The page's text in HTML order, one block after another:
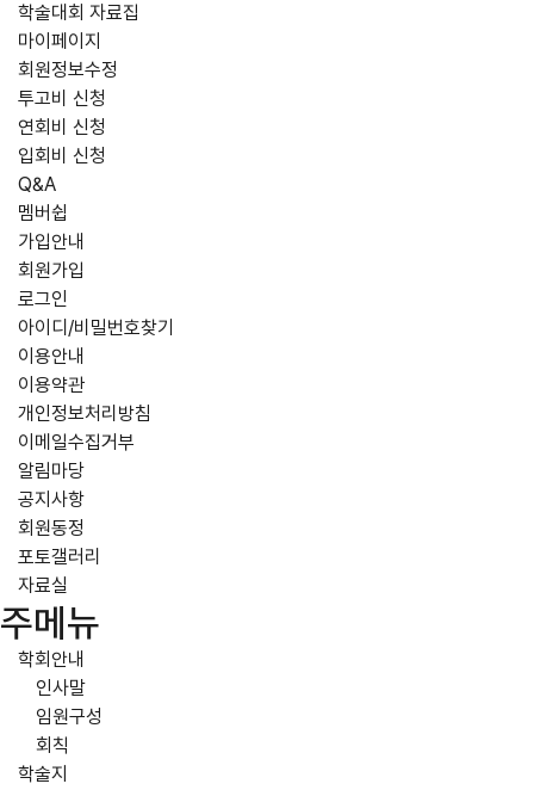
학술대회 자료집
마이페이지
회원정보수정
투고비 신청
연회비 신청
입회비 신청
Q&A
멤버쉽
가입안내
회원가입
로그인
아이디/비밀번호찾기
이용안내
이용약관
개인정보처리방침
이메일수집거부
알림마당
공지사항
회원동정
포토갤러리
자료실
주메뉴
학회안내
인사말
임원구성
회칙
학술지